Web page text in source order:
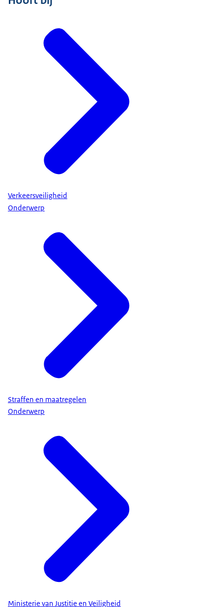
Verkeersveiligheid
Onderwerp
Straffen en maatregelen
Onderwerp
Ministerie van Justitie en Veiligheid